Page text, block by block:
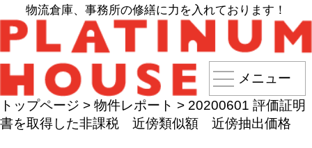
物流倉庫、事務所の修繕に力を入れております！
メニュー
トップページ > 物件レポート > 20200601 評価証明
書を取得した非課税 近傍類似額 近傍抽出価格